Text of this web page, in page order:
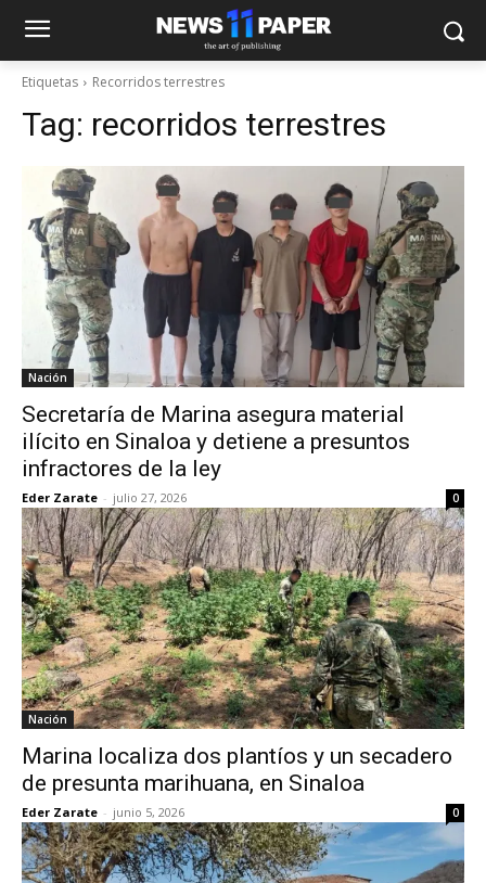
Etiquetas Recorridos terrestres
Tag: recorridos terrestres
Nación
Secretaría de Marina asegura material
ilícito en Sinaloa y detiene a presuntos
infractores de la ley
Eder Zarate - julio 27, 2026 0
Nación
Marina localiza dos plantíos y un secadero
de presunta marihuana, en Sinaloa
Eder Zarate - junio 5, 2026 0